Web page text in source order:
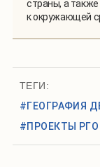
страны, а
к окружающей
ТЕГИ:
#ГЕОГРАФИЯ
#ПРОЕКТЫ РГО